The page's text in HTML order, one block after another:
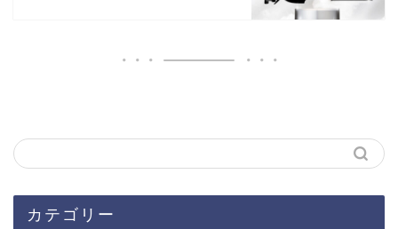
カテゴリー